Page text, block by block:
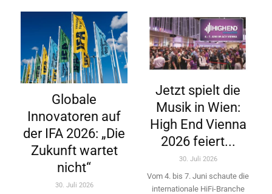
Globale
Innovatoren auf
der IFA 2026: „Die
Zukunft wartet
nicht“
30. Juli 2026
Jetzt spielt die
Musik in Wien:
High End Vienna
2026 feiert...
30. Juli 2026
Vom 4. bis 7. Juni schaute die
internationale HiFi-Branche